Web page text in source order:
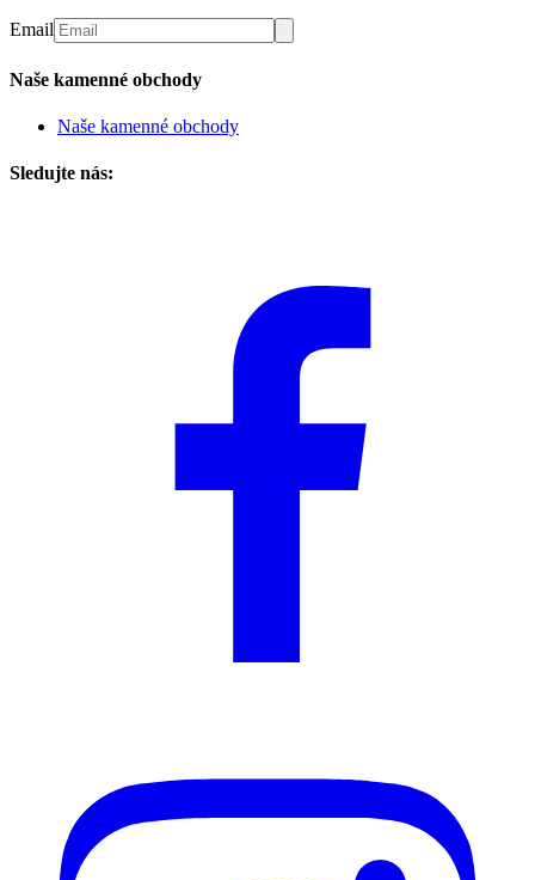
Email
Naše kamenné obchody
Naše kamenné obchody
Sledujte nás: